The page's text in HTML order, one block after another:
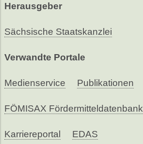
Herausgeber
Sächsische Staatskanzlei
Verwandte Portale
Medienservice Publikationen
FÖMISAX Fördermitteldatenbank
Karriereportal EDAS